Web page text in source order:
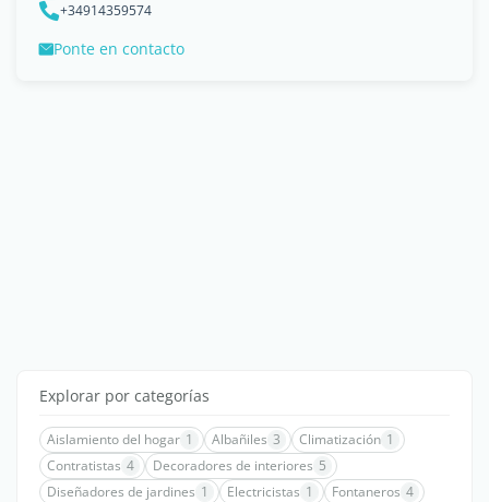
+34914359574
Ponte en contacto
Explorar por categorías
Aislamiento del hogar 1 Albañiles 3 Climatización 1
Contratistas 4 Decoradores de interiores 5
Diseñadores de jardines 1 Electricistas 1 Fontaneros 4